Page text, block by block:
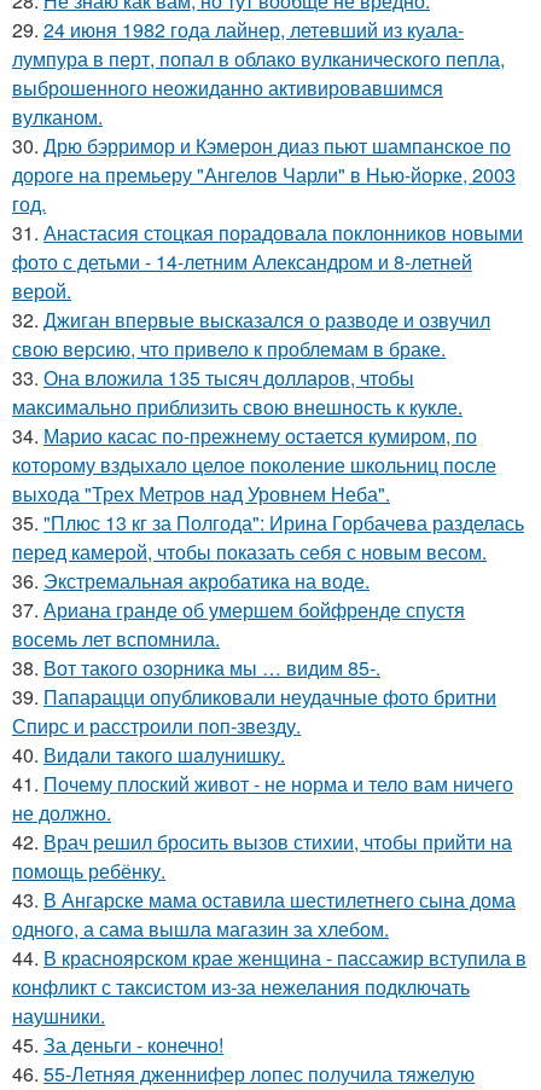
29. 24 июня 1982 года лайнер, летевший из куала-
лумпура в перт, попал в облако вулканического пепла,
выброшенного неожиданно активировавшимся
вулканом.
30. Дрю бэрримор и Кэмерон диаз пьют шампанское по
дороге на премьеру "Ангелов Чарли" в Нью-йорке, 2003
год.
31. Анастасия стоцкая порадовала поклонников новыми
фото с детьми - 14-летним Александром и 8-летней
верой.
32. Джиган впервые высказался о разводе и озвучил
свою версию, что привело к проблемам в браке.
33. Она вложила 135 тысяч долларов, чтобы
максимально приблизить свою внешность к кукле.
34. Марио касас по-прежнему остается кумиром, по
которому вздыхало целое поколение школьниц после
выхода "Трех Метров над Уровнем Неба".
35. "Плюс 13 кг за Полгода": Ирина Горбачева разделась
перед камерой, чтобы показать себя с новым весом.
36. Экстремальная акробатика на воде.
37. Ариана гранде об умершем бойфренде спустя
восемь лет вспомнила.
38. Вот такого озорника мы … видим 85-.
39. Папарацци опубликовали неудачные фото бритни
Спирс и расстроили поп-звезду.
40. Видaли тaкого шaлунишку.
41. Почему плоский живот - не норма и тело вам ничего
не должно.
42. Врач решил бросить вызов стихии, чтобы прийти на
помощь ребёнку.
43. В Ангарске мама оставила шестилетнего сына дома
одного, а сама вышла магазин за хлебом.
44. В красноярском крае женщина - пассажир вступила в
конфликт с таксистом из-за нежелания подключать
наушники.
45. За деньги - конечно!
46. 55-Летняя дженнифер лопес получила тяжелую